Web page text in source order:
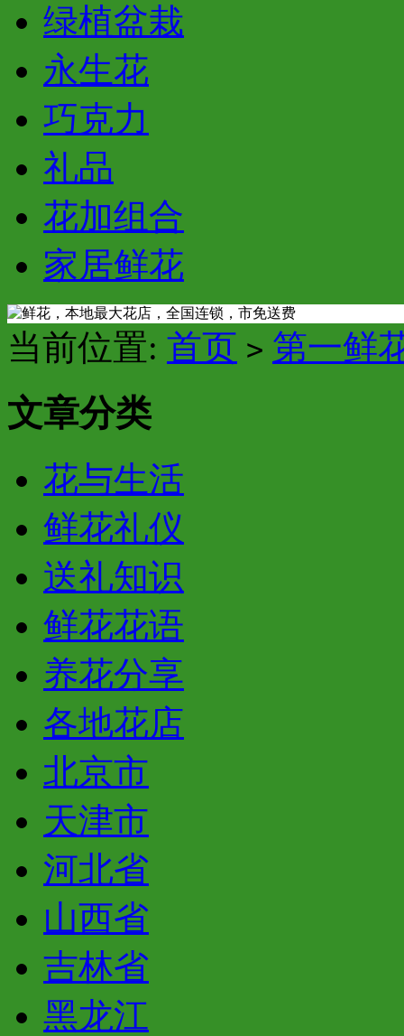
绿植盆栽
永生花
巧克力
礼品
花加组合
家居鲜花
当前位置: 首页 > 第一鲜
文章分类
花与生活
鲜花礼仪
送礼知识
鲜花花语
养花分享
各地花店
北京市
天津市
河北省
山西省
吉林省
黑龙江